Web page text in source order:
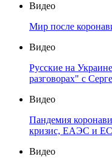
Видео
Мир после
Видео
Русские на
разговорах" с
Видео
Пандемия
кризис, ЕАЭС и
Видео